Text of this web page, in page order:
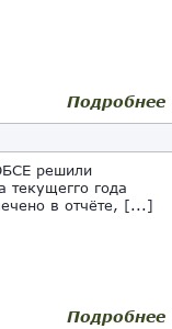
Подробнее
решили
текущегго года
в отчёте, [...]
Подробнее